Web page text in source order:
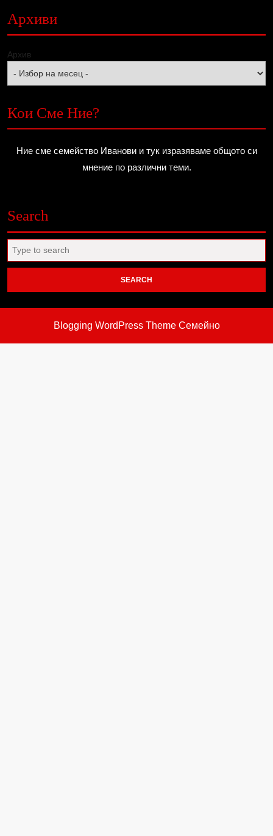
Архиви
Архив
Кои Сме Ние?
Ние сме семейство Иванови и тук изразяваме общото си
мнение по различни теми.
Search
for:
Blogging WordPress ThemeСемейно